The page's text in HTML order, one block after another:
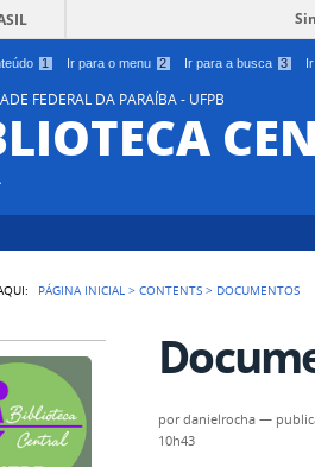
1 Ir para o menu 2 Ir para a busca 3
FEDERAL DA PARAÍBA - UFPB
PÁGINA INICIAL >CONTENTS > DOCUMENTOS
pordanielrocha —
10h43